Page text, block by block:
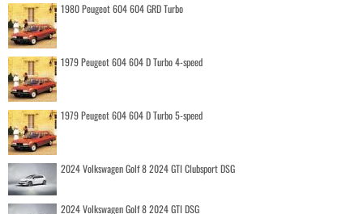
1980 Peugeot 604 604 GRD Turbo
1979 Peugeot 604 604 D Turbo 4-speed
1979 Peugeot 604 604 D Turbo 5-speed
2024 Volkswagen Golf 8 2024 GTI Clubsport DSG
2024 Volkswagen Golf 8 2024 GTI DSG